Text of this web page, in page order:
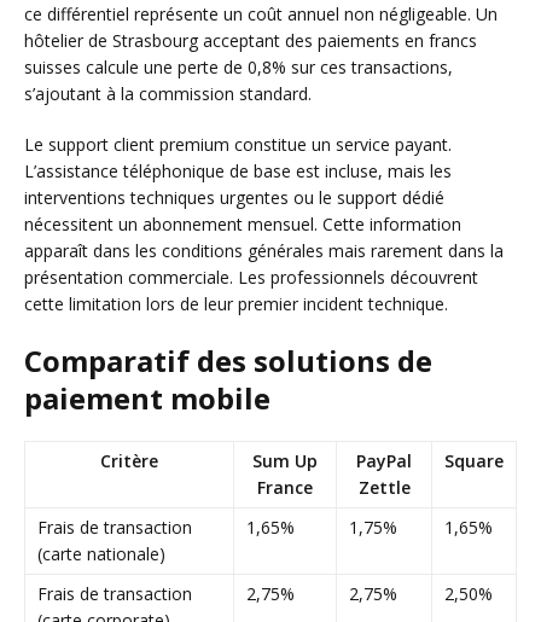
ce différentiel représente un coût annuel non négligeable. Un
hôtelier de Strasbourg acceptant des paiements en francs
suisses calcule une perte de 0,8% sur ces transactions,
s’ajoutant à la commission standard.
Le support client premium constitue un service payant.
L’assistance téléphonique de base est incluse, mais les
interventions techniques urgentes ou le support dédié
nécessitent un abonnement mensuel. Cette information
apparaît dans les conditions générales mais rarement dans la
présentation commerciale. Les professionnels découvrent
cette limitation lors de leur premier incident technique.
Comparatif des solutions de
paiement mobile
Critère
Sum Up
France
PayPal
Zettle
Square
Frais de transaction
(carte nationale)
1,65% 1,75% 1,65%
Frais de transaction
2,75% 2,75% 2,50%